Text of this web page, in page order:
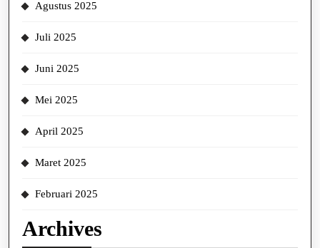
Agustus 2025
Juli 2025
Juni 2025
Mei 2025
April 2025
Maret 2025
Februari 2025
Archives